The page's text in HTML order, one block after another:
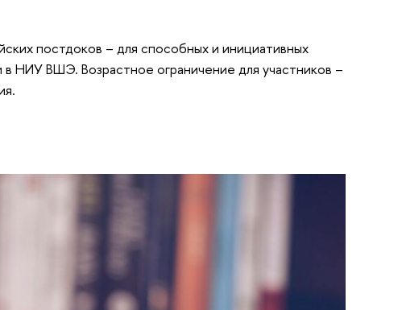
постдоков – для способных и инициативных
НИУ ВШЭ. Возрастное ограничение для участников –